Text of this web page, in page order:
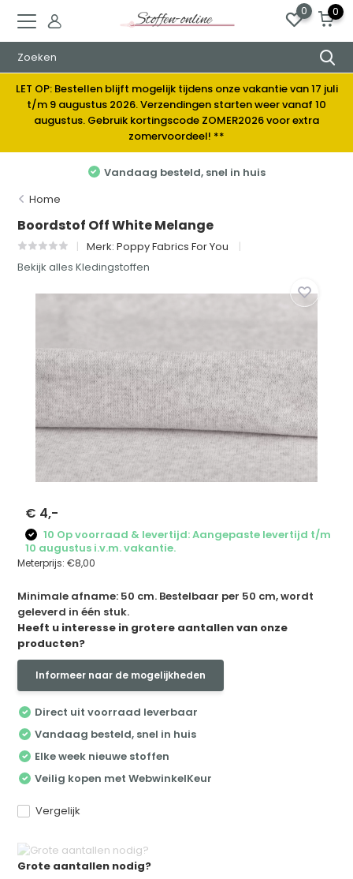
0 0
LET OP: Bestellen blijft mogelijk tijdens onze vakantie van 17 juli
t/m 9 augustus 2026. Verzendingen starten weer vanaf 10
augustus. Gebruik kortingscode ZOMER2026 voor extra
zomervoordeel! **
Vandaag besteld, snel in huis
Home
Boordstof Off White Melange
Merk:Poppy Fabrics For You
Bekijk alles Kledingstoffen
€ 4,-
10 Op voorraad & levertijd: Aangepaste levertijd t/m
10 augustus i.v.m. vakantie.
Meterprijs:€8,00
Minimale afname: 50 cm. Bestelbaar per 50 cm, wordt
geleverd in één stuk.
Heeft u interesse in grotere aantallen van onze
producten?
Informeer naar de mogelijkheden
Direct uit voorraad leverbaar
Vandaag besteld, snel in huis
Elke week nieuwe stoffen
Veilig kopen met WebwinkelKeur
Vergelijk
Grote aantallen nodig?